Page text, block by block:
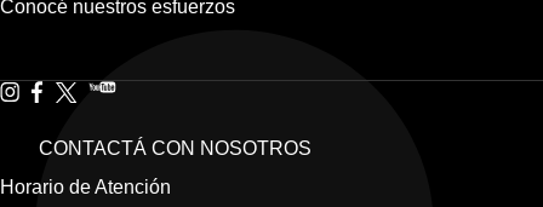
Conocé nuestros esfuerzos
CONTACTÁ CON NOSOTROS
Horario de Atención